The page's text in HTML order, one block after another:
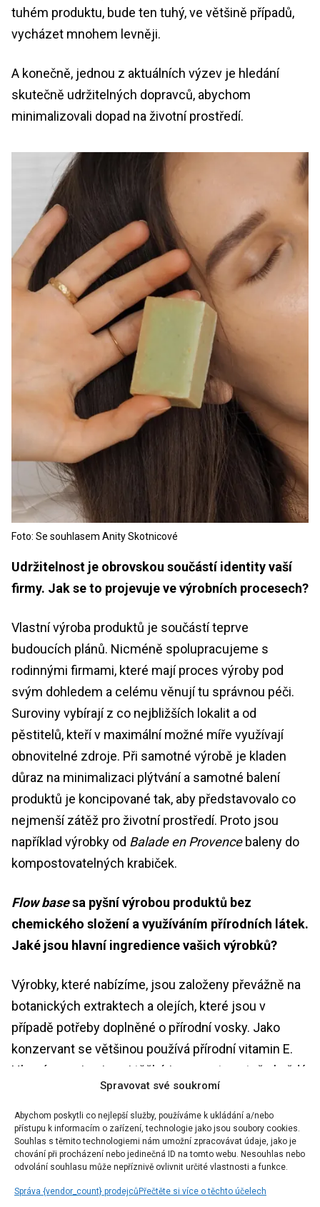
Spravovat své soukromí
Abychom poskytli co nejlepší služby, používáme k ukládání a/nebo
přístupu k informacím o zařízení, technologie jako jsou soubory cookies.
Souhlas s těmito technologiemi nám umožní zpracovávat údaje, jako je
chování při procházení nebo jedinečná ID na tomto webu. Nesouhlas nebo
odvolání souhlasu může nepříznivě ovlivnit určité vlastnosti a funkce.
Správa {vendor_count} prodejcůPřečtěte si více o těchto účelech
tuhém produktu, bude ten tuhý, ve většině případů,
vycházet mnohem levněji.
A konečně, jednou z aktuálních výzev je hledání
skutečně udržitelných dopravců, abychom
minimalizovali dopad na životní prostředí.
Foto: Se souhlasem Anity Skotnicové
Udržitelnost je obrovskou součástí identity vaší
firmy. Jak se to projevuje ve výrobních procesech?
Vlastní výroba produktů je součástí teprve
budoucích plánů. Nicméně spolupracujeme s
rodinnými firmami, které mají proces výroby pod
svým dohledem a celému věnují tu správnou péči.
Suroviny vybírají z co nejbližších lokalit a od
pěstitelů, kteří v maximální možné míře využívají
obnovitelné zdroje. Při samotné výrobě je kladen
důraz na minimalizaci plýtvání a samotné balení
produktů je koncipované tak, aby představovalo co
nejmenší zátěž pro životní prostředí. Proto jsou
například výrobky od Balade en Provencebaleny do
kompostovatelných krabiček.
Flow basesa pyšní výrobou produktů bez
chemického složení a využíváním přírodních látek.
Jaké jsou hlavní ingredience vašich výrobků?
Výrobky, které nabízíme, jsou založeny převážně na
botanických extraktech a olejích, které jsou v
případě potřeby doplněné o přírodní vosky. Jako
konzervant se většinou používá přírodní vitamin E.
Hlavní surovinu je asi těžké jmenovat, protože každý
produkt má složení uzpůsobené danému účelu.
Důležité pro nás je, že produkty jsou opatřeny
certifikáty dokládajícími přírodní původ výrobků.
Potřebuje kosmetika bez vody nějakou speciální
péči? Kde ji nejlépe skladovat a jak dlouho vydrží?